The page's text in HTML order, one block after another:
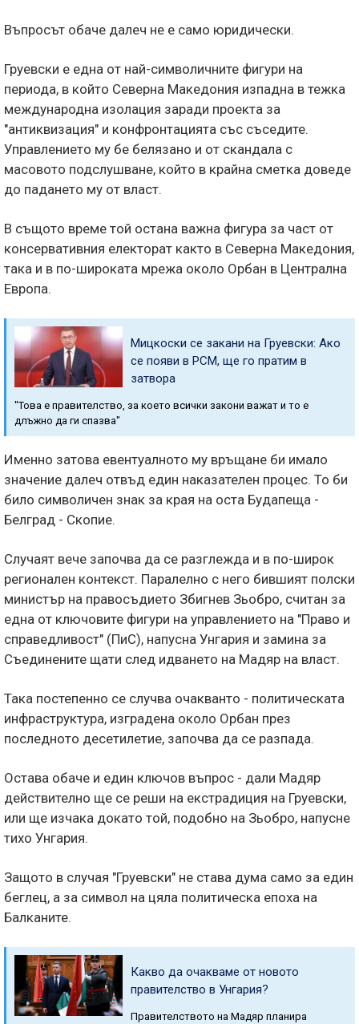
Въпросът обаче далеч не е само юридически.
Груевски е една от най-символичните фигури на
периода, в който Северна Македония изпадна в тежка
международна изолация заради проекта за
"антиквизация" и конфронтацията със съседите.
Управлението му бе белязано и от скандала с
масовото подслушване, който в крайна сметка доведе
до падането му от власт.
В същото време той остана важна фигура за част от
консервативния електорат както в Северна Македония,
така и в по-широката мрежа около Орбан в Централна
Европа.
Мицкоски се закани на Груевски: Ако
се появи в РСМ, ще го пратим в
затвора
"Това е правителство, за което всички закони важат и то е
длъжно да ги спазва"
Именно затова евентуалното му връщане би имало
значение далеч отвъд един наказателен процес. То би
било символичен знак за края на оста Будапеща -
Белград - Скопие.
Случаят вече започва да се разглежда и в по-широк
регионален контекст. Паралелно с него бившият полски
министър на правосъдието Збигнев Зьобро, считан за
една от ключовите фигури на управлението на "Право и
справедливост" (ПиС), напусна Унгария и замина за
Съединените щати след идването на Мадяр на власт.
Така постепенно се случва очакванто - политическата
инфраструктура, изградена около Орбан през
последното десетилетие, започва да се разпада.
Остава обаче и един ключов въпрос - дали Мадяр
действително ще се реши на екстрадиция на Груевски,
или ще изчака докато той, подобно на Зьобро, напусне
тихо Унгария.
Защото в случая "Груевски" не става дума само за един
беглец, а за символ на цяла политическа епоха на
Балканите.
Какво да очакваме от новото
правителство в Унгария?
Правителството на Мадяр планира